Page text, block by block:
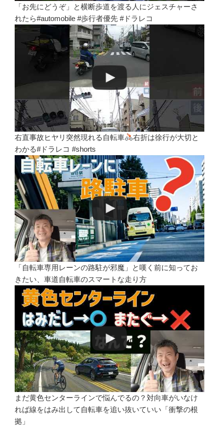
「お先にどうぞ」と横断歩道を渡る人にジェスチャーさ
れたら#automobile #歩行者優先 #ドラレコ
右直事故ヒヤリ突然現れる自転車
右折は徐行が大切と
わかる#ドラレコ #shorts
「自転車専用レーンの路駐が邪魔」と嘆く前に知ってお
きたい、車道自転車のスマートな走り方
まだ黄色センターラインで悩んでるの？対向車がいなけ
れば線をはみ出して自転車を追い抜いていい「衝撃の根
拠」